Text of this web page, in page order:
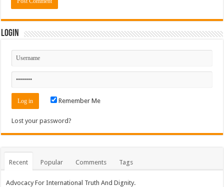
Login
Remember Me
Lost your password?
Recent Popular Comments Tags
Advocacy For International Truth And Dignity.